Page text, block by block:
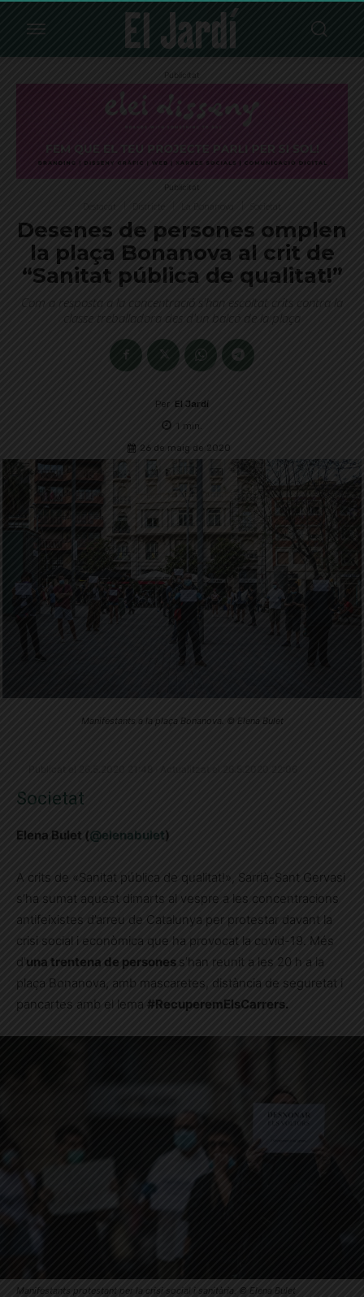
Publicitat
Publicitat
Desenes de persones omplen
la plaça Bonanova al crit de
“Sanitat pública de qualitat!”
Com a resposta a la concentració s'han escoltat crits contra la
classe treballadora des d'un balcó de la plaça
Per El Jardí
1 min.
26 de maig de 2020
Manifestants a la plaça Bonanova. © Elena Bulet
Societat
Elena Bulet ( @elenabulet)
A crits de «Sanitat pública de qualitat!», Sarrià-Sant Gervasi
s’ha sumat aquest dimarts al vespre a les concentracions
antifeixistes d’arreu de Catalunya per protestar davant la
crisi social i econòmica que ha provocat la covid-19. Més
d’ una trentena de persones s’han reunit a les 20 h a la
plaça Bonanova, amb mascaretes, distància de seguretat i
pancartes amb el lema #RecuperemElsCarrers.
Manifestants protestant per la crisi social i sanitària. © Elena Bulet